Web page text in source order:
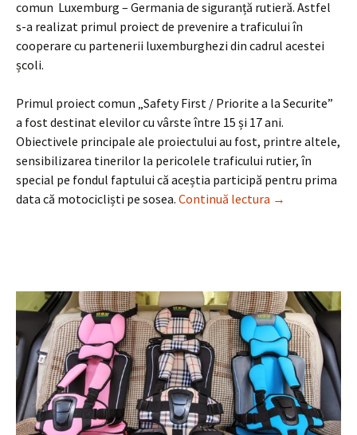
comun Luxemburg – Germania de siguranță rutieră. Astfel
s-a realizat primul proiect de prevenire a traficului în
cooperare cu partenerii luxemburghezi din cadrul acestei
școli.
Primul proiect comun „Safety First / Priorite a la Securite”
a fost destinat elevilor cu vârste între 15 și 17 ani.
Obiectivele principale ale proiectului au fost, printre altele,
sensibilizarea tinerilor la pericolele traficului rutier, în
special pe fondul faptului că aceștia participă pentru prima
data că motocicliști pe sosea. Continuă lectura Luxemburg și
→